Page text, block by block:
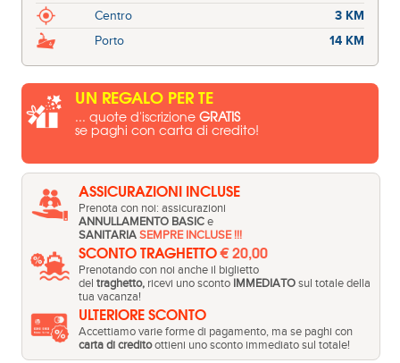
Centro
3 KM
Porto
14 KM
UN REGALO PER TE
... quote d'iscrizioneGRATIS
se paghi con carta di credito!
ASSICURAZIONI INCLUSE
Prenota con noi: assicurazioni
ANNULLAMENTO BASIC e
SANITARIA SEMPRE INCLUSE !!!
SCONTO TRAGHETTO€ 20,00
Prenotando con noi anche il biglietto
del traghetto, ricevi uno sconto IMMEDIATO sul totale della
tua vacanza!
ULTERIORE SCONTO
Accettiamo varie forme di pagamento, ma se paghi con
carta di creditoottieni uno sconto immediato sul totale!